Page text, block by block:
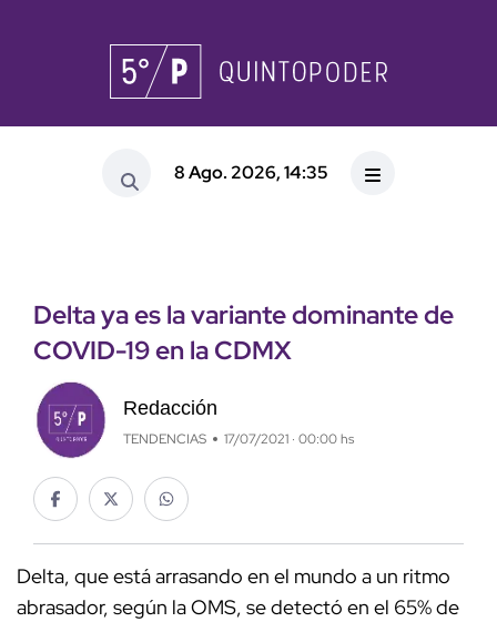
8 Ago. 2026, 14:35
Delta ya es la variante dominante de
COVID-19 en la CDMX
Redacción
TENDENCIAS 17/07/2021 · 00:00 hs
Delta, que está arrasando en el mundo a un ritmo
abrasador, según la OMS, se detectó en el 65% de